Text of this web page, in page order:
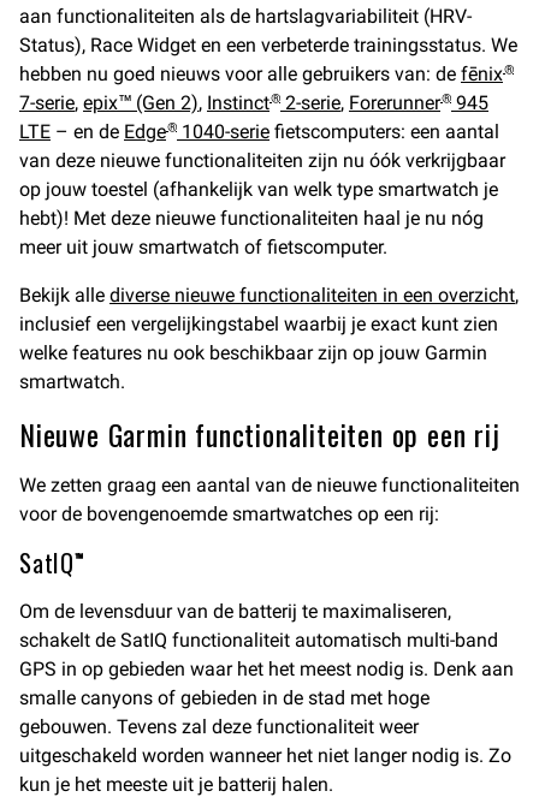
aan functionaliteiten als de hartslagvariabiliteit (HRV-
Status), Race Widget en een verbeterde trainingsstatus. We
hebben nu goed nieuws voor alle gebruikers van: de fēnix®
7-serie, epix™ (Gen 2), Instinct® 2-serie, Forerunner® 945
LTE – en de Edge® 1040-serie fietscomputers: een aantal
van deze nieuwe functionaliteiten zijn nu óók verkrijgbaar
op jouw toestel (afhankelijk van welk type smartwatch je
hebt)! Met deze nieuwe functionaliteiten haal je nu nóg
meer uit jouw smartwatch of fietscomputer.
Bekijk alle diverse nieuwe functionaliteiten in een overzicht,
inclusief een vergelijkingstabel waarbij je exact kunt zien
welke features nu ook beschikbaar zijn op jouw Garmin
smartwatch.
Nieuwe Garmin functionaliteiten op een rij
We zetten graag een aantal van de nieuwe functionaliteiten
voor de bovengenoemde smartwatches op een rij:
SatIQ™
Om de levensduur van de batterij te maximaliseren,
schakelt de SatIQ functionaliteit automatisch multi-band
GPS in op gebieden waar het het meest nodig is. Denk aan
smalle canyons of gebieden in de stad met hoge
gebouwen. Tevens zal deze functionaliteit weer
uitgeschakeld worden wanneer het niet langer nodig is. Zo
kun je het meeste uit je batterij halen.